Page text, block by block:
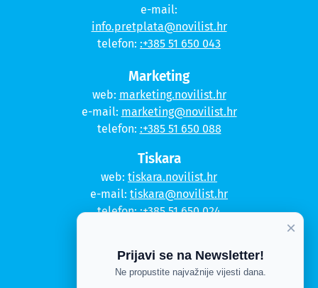
e-mail:
info.pretplata@novilist.hr
telefon: :+385 51 650 043
Marketing
web: marketing.novilist.hr
e-mail: marketing@novilist.hr
telefon: :+385 51 650 088
Tiskara
web: tiskara.novilist.hr
e-mail: tiskara@novilist.hr
telefon::+385 51 650 024
Kontakt
×
Prijavi se na Newsletter!
Ne propustite najvažnije vijesti dana.